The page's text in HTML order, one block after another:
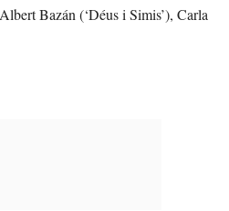
Bazán (‘Déus i Simis’), Carla